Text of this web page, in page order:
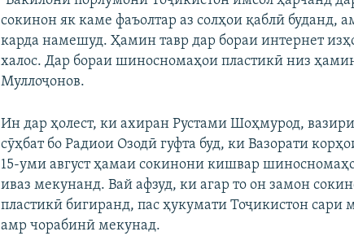
сокинон як каме фаъолтар аз солҳои қаблӣ буданд,
карда намешуд. Ҳамин тавр дар бораи интернет
халос. Дар бораи шиносномаҳои пластикӣ низ
Муллоҷонов.
Ин дар ҳолест, ки ахиран Рустами Шоҳмурод,
сӯҳбат бо Радиои Озодӣ гуфта буд, ки Вазорати
15-уми август ҳамаи сокинони кишвар
иваз мекунанд. Вай афзуд, ки агар то он замон
пластикӣ бигиранд, пас ҳукумати Тоҷикистон сари
амр чорабинӣ мекунад.